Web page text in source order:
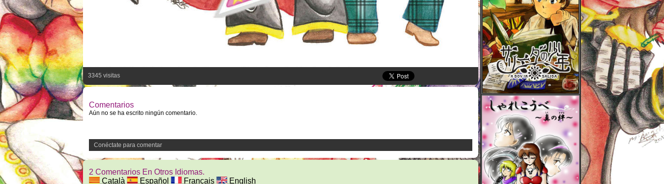
3345 visitas
Comentarios
Aún no se ha escrito ningún comentario.
Conéctate para comentar
2 Comentarios En Otros Idiomas.
Català
Español Français English